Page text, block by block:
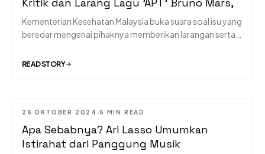
Kementerian Kesehatan Malaysia buka suara soal isu yang
beredar mengenai pihaknya memberikan larangan serta
Mars bertajuk 'APT'.
READ STORY
MUSIC
25 OKTOBER 2024 5 MIN READ
Apa Sebabnya? Ari Lasso Umumkan
Istirahat dari Panggung Musik